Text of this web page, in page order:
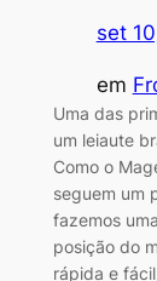
set
em
Uma das
um leiaute
Como o
seguem um
fazemos
posição do
rápida e